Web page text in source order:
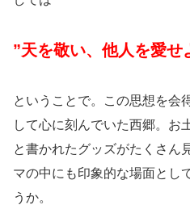
”天を敬い、他人を愛せ
ということで。この思想を会
して心に刻んでいた西郷。お
と書かれたグッズがたくさん
マの中にも印象的な場面とし
うか。